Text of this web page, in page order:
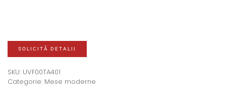
SOLICITĂ DETALII
SKU: UVF00TA401
Categorie: Mese moderne